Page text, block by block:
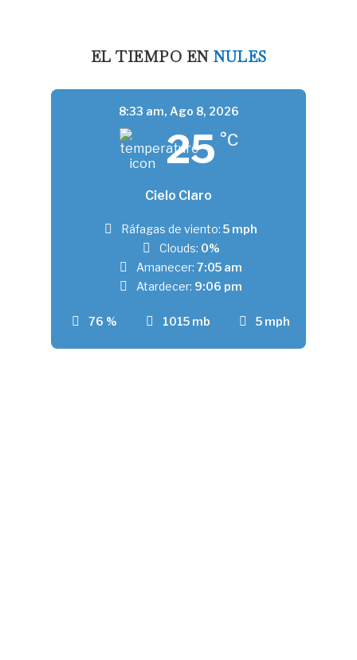
EL TIEMPO EN NULES
8:33 am, Ago 8, 2026
25 °C
Cielo Claro
76 % 1015 mb 5 mph
Ráfagas de viento: 5 mph
Clouds: 0%
Amanecer: 7:05 am
Atardecer: 9:06 pm